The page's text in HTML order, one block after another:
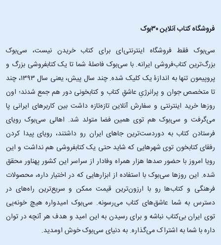
فروشگاه کتاب آنلاین ۳۰بوک
سی‌بوک فقط فروشگاه اینترنتی‌ای برای کتاب خریدن نیست، سی‌بوک
بزرگ‌ترین کتاب‌فروشی ایرانه. با سی‌بوک فاصلۀ شما تا یک کتابفروشی بزرگ و
پروپیمون تنها به اندازۀ یک کلیک شده. چند سال پیش، یعنی سال ۱۳۹۳، چند
تا متخصص جوان و پرانرژیِ عاشقِ کتاب و کتابخونی دور هم جمع شدند؛ اون‌
روزها خرید اینترنتی و سفارش آنلاین تازه‌تازه داشت بین کاربرهای ایرانی پا
می‌گرفت و سی‌بوک هم توی همین فضا متولد شد. اهالی سی‌بوک رویای
فرستادن کتاب به دوردست‌ترین جاهای ایران رو داشتند، رویای پیدا کردن
رفقای کتابخون توی شهرهایی که شاید حتی یک کتابفروشی هم نداشت و این
رویا امروز با حضور صدها هزار همراه وفادار از سراسر این کشور پهناور محقق
شده. این ‌روزها سی‌بوک با استفاده از ابزارهایی که در اختیار داره، محصولات
فرهنگی و کتاب‌ها رو با ارزون‌ترین قیمت ممکن و سریع‌ترین راه‌های در
دسترس به شما عاشق‌های کتاب می‌رسونه. سی‌بوک امیدواره هیچ خونه‌یی
توی ایران بی‌کتاب نباشه و برای رسیدن به این امید و هدف هر آنچه در توان
داره با شما به اشتراک می‌گذاره. به دنیای سی‌بوک خوش اومدید.